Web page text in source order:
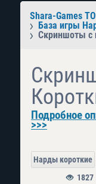
Shara-Games
База игры
Скриншоты с
Подробное
>>>
Нарды короткие
1827